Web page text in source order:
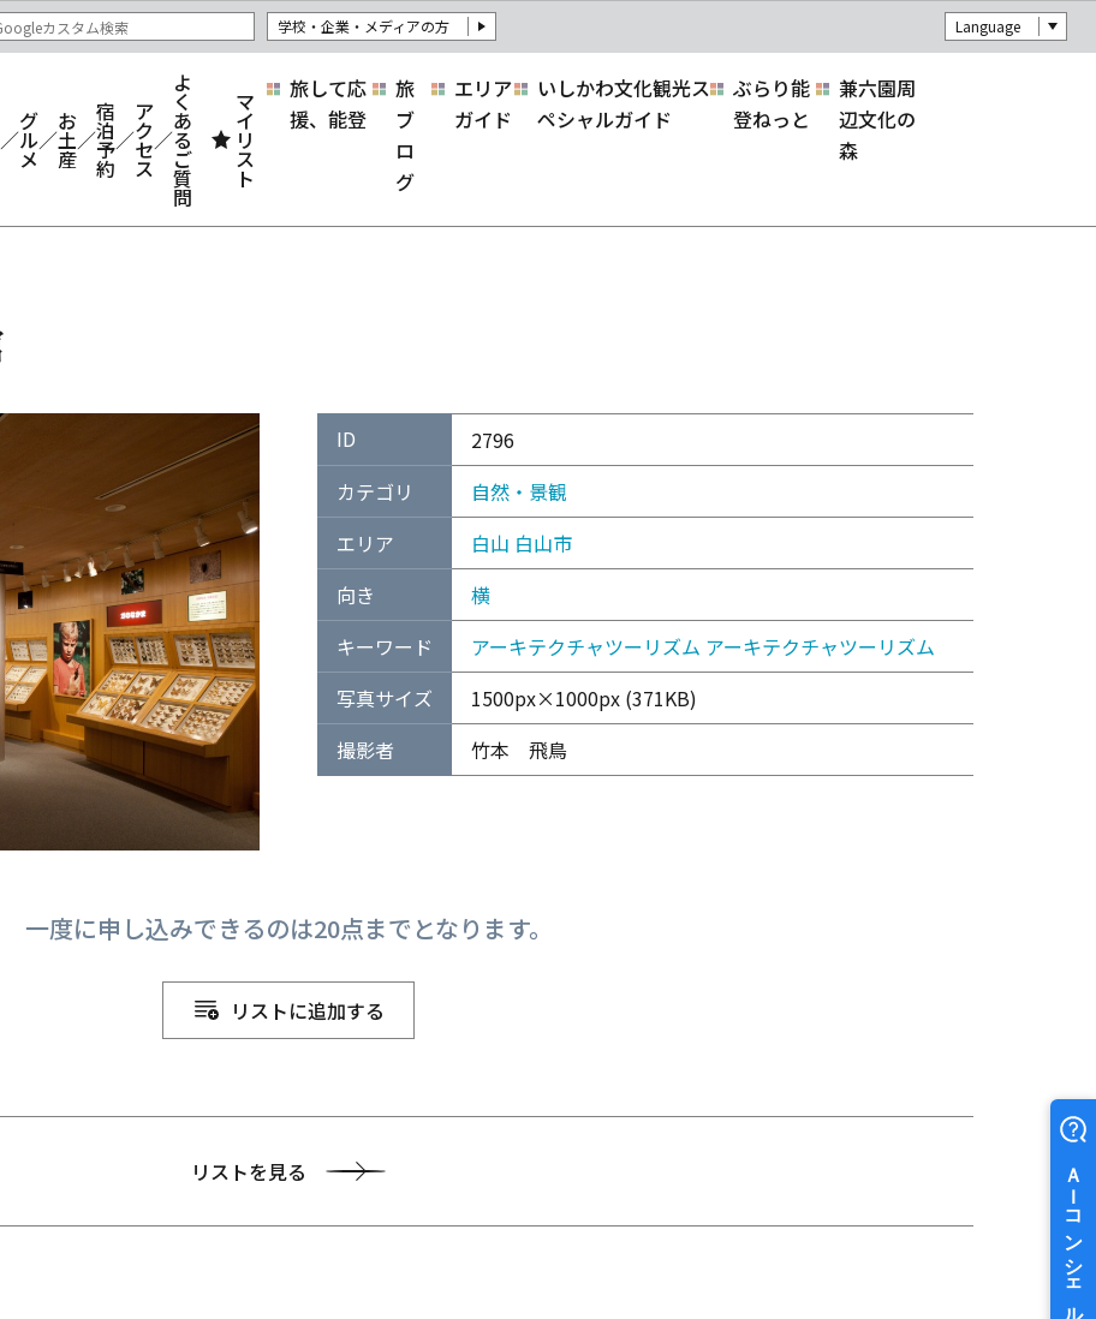
学校・企業・メディアの方 Language
グ
ル
メ
お
土
産
宿
泊
予
約
ア
ク
セ
ス
よ
く
あ
る
ご
質
問
マ
イ
リ
ス
ト
旅して応
援、能登
旅
ブ
ロ
グ
エリア
ガイド
いしかわ文化観光ス
ペシャルガイド
ぶらり能
登ねっと
兼六園周
辺文化の
森
ID
2796
カテゴリ
自然・景観
エリア
白山 白山市
向き
横
キーワード
アーキテクチャツーリズム アーキテクチャツーリズム
写真サイズ
1500px×1000px (371KB)
撮影者
竹本 飛鳥
一度に申し込みできるのは20点までとなります。
リストに追加する
リストを見る